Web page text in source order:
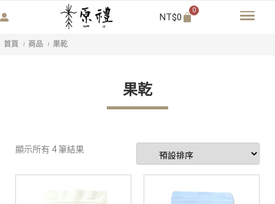
NT$0
0
首頁 / 商品 / 果乾
果乾
顯示所有 4 筆結果